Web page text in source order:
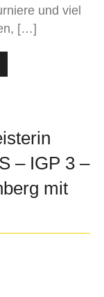
und viel
[…]
– IGP 3 –
mit